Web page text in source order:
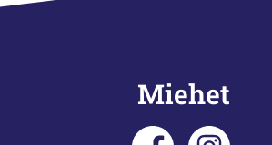
Miehet